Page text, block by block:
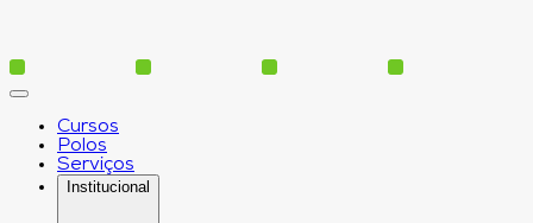
Cursos
Polos
Serviços
Institucional